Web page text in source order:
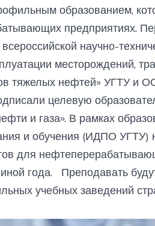
образованием,
предприятиях.
научно-
месторождений,
тяжелых нефтей» УГТУ и
целевую
и газа». В рамках
и обучения (ИДПО УГТУ)
для
года. Преподавать
учебных заведений